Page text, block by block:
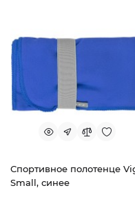
Спортивное полотенце
Small, синее